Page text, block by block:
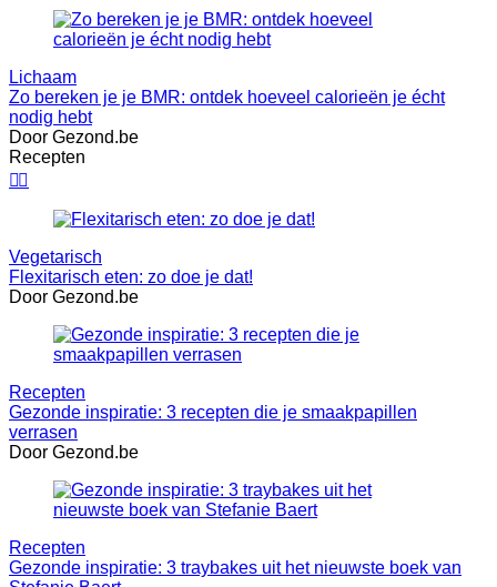
Lichaam
Zo bereken je je BMR: ontdek hoeveel calorieën je écht
nodig hebt
Door Gezond.be
Recepten

Vegetarisch
Flexitarisch eten: zo doe je dat!
Door Gezond.be
Recepten
Gezonde inspiratie: 3 recepten die je smaakpapillen
verrasen
Door Gezond.be
Recepten
Gezonde inspiratie: 3 traybakes uit het nieuwste boek van